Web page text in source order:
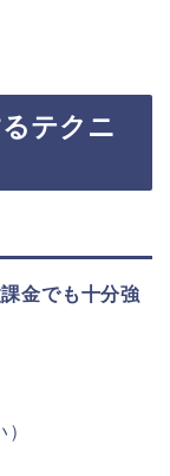
テクニ
金でも十分強